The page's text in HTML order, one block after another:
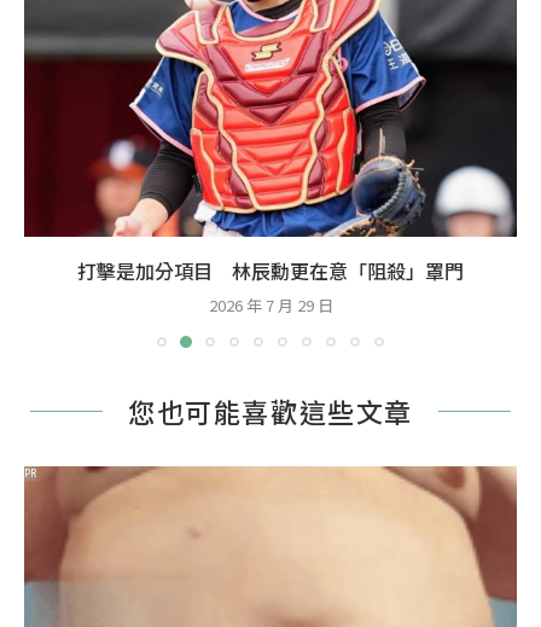
打擊是加分項目 林辰勳更在意「阻殺」罩門
2026 年 7 月 29 日
您也可能喜歡這些文章
PR